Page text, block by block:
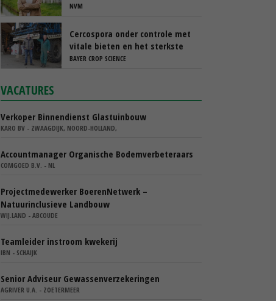
NVM
Cercospora onder controle met
vitale bieten en het sterkste
spuitschema
BAYER CROP SCIENCE
VACATURES
Verkoper Binnendienst Glastuinbouw
KARO BV - ZWAAGDIJK, NOORD-HOLLAND,
Accountmanager Organische Bodemverbeteraars
COMGOED B.V. - NL
Projectmedewerker BoerenNetwerk –
Natuurinclusieve Landbouw
WIJ.LAND - ABCOUDE
Teamleider instroom kwekerij
IBN - SCHAIJK
Senior Adviseur Gewassenverzekeringen
AGRIVER U.A. - ZOETERMEER